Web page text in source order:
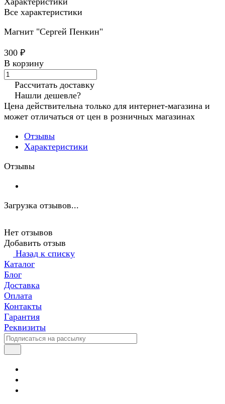
Все характеристики
Магнит "Сергей Пенкин"
300 ₽
В корзину
Рассчитать доставку
Нашли дешевле?
Цена действительна только для интернет-магазина и
может отличаться от цен в розничных магазинах
Отзывы
Характеристики
Отзывы
Загрузка отзывов...
Нет отзывов
Добавить отзыв
Назад к списку
Каталог
Блог
Доставка
Оплата
Контакты
Гарантия
Реквизиты